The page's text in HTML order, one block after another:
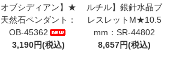
オブシディアン】★
天然石ペンダント：
OB-45362
3,190円(税込)
ルチル】銀針水晶ブ
レスレットM★10.5
mm：SR-44802
8,657円(税込)